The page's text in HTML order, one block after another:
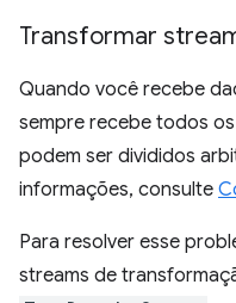
Transformar
Quando você recebe
sempre recebe todos
podem ser divididos
informações, consulte
Para resolver esse
streams de